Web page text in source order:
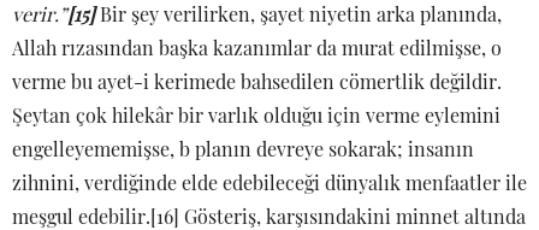
verir.”[15]Bir şey verilirken, şayet niyetin arka planında,
Allah rızasından başka kazanımlar da murat edilmişse, o
verme bu ayet-i kerimede bahsedilen cömertlik değildir.
Şeytan çok hilekâr bir varlık olduğu için verme eylemini
engelleyememişse, b planın devreye sokarak; insanın
zihnini, verdiğinde elde edebileceği dünyalık menfaatler ile
meşgul edebilir.[16] Gösteriş, karşısındakini minnet altında